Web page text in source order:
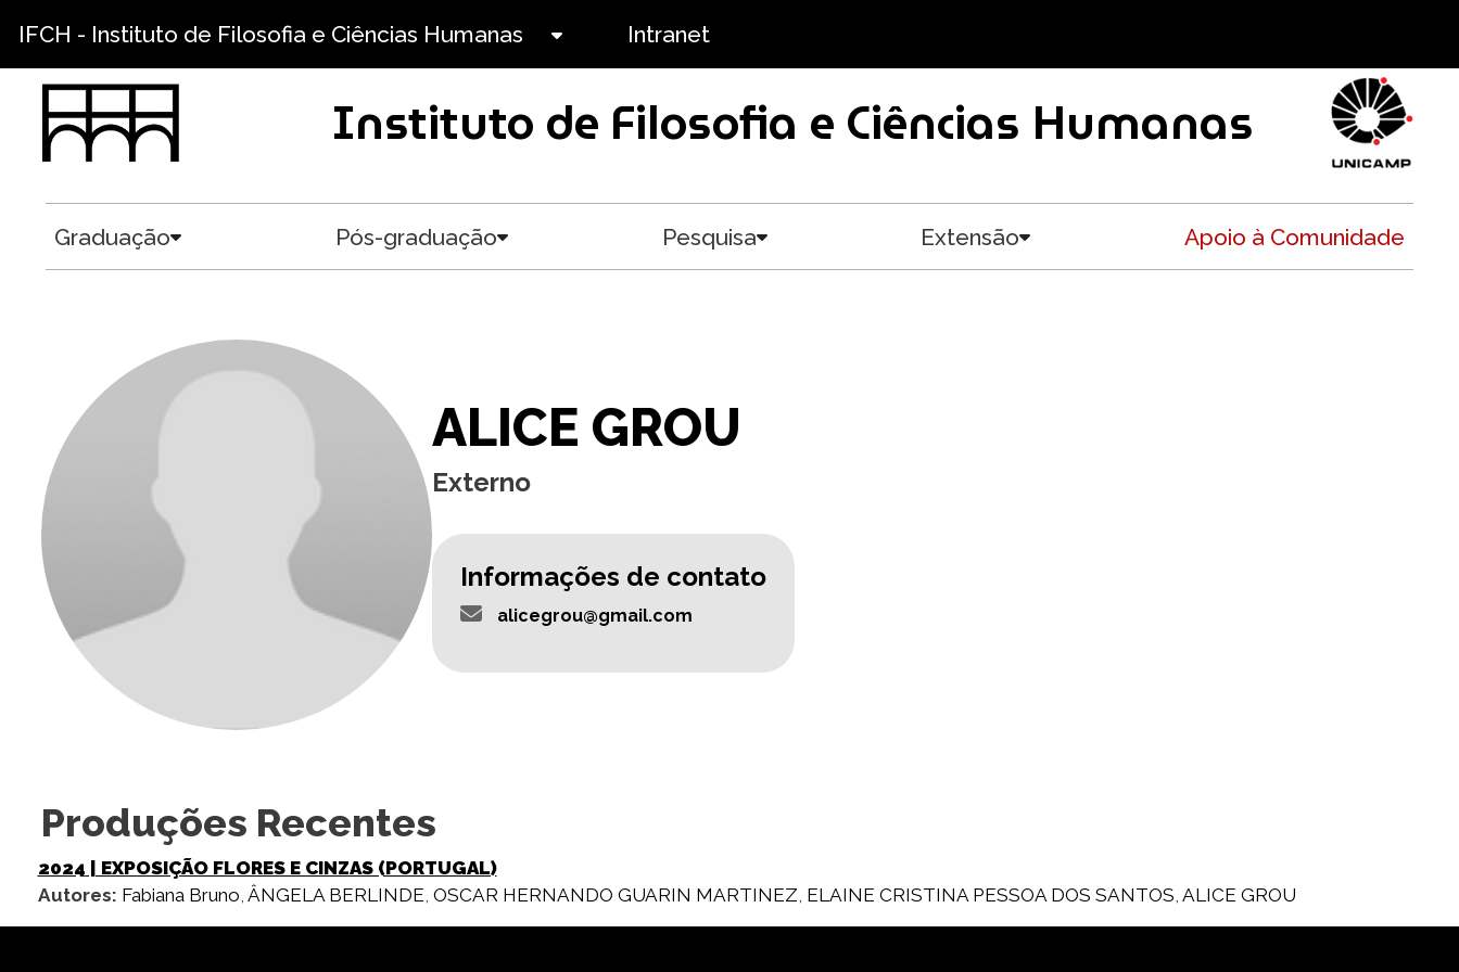
IFCH - Instituto de Filosofia e Ciências Humanas Intranet
Instituto de Filosofia e Ciências Humanas
Graduação Pós-graduação Pesquisa Extensão Apoio à Comunidade
ALICE GROU
Externo
Informações de contato
alicegrou@gmail.com
Produções Recentes
2024 | EXPOSIÇÃO FLORES E CINZAS (PORTUGAL)
Autores: Fabiana Bruno, ÂNGELA BERLINDE, OSCAR HERNANDO GUARIN MARTINEZ, ELAINE CRISTINA PESSOA DOS SANTOS, ALICE GROU